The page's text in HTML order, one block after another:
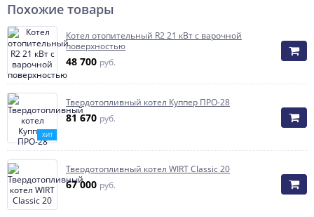
Похожие товары
Котел отопительный R2 21 кВт с варочной
поверхностью
48 700 руб.
ХИТ
Твердотопливный котел Куппер ПРО-28
81 670 руб.
Твердотопливный котел WIRT Classic 20
67 000 руб.